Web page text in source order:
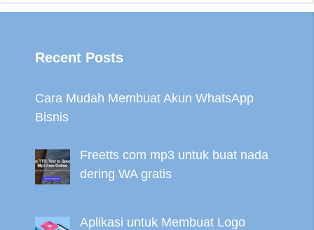
Recent Posts
Cara Mudah Membuat Akun WhatsApp
Bisnis
Freetts com mp3 untuk buat nada
dering WA gratis
Aplikasi untuk Membuat Logo